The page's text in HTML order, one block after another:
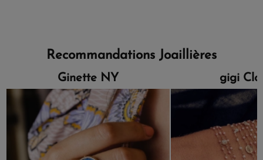
Recommandations Joaillières
Ginette NY gigi